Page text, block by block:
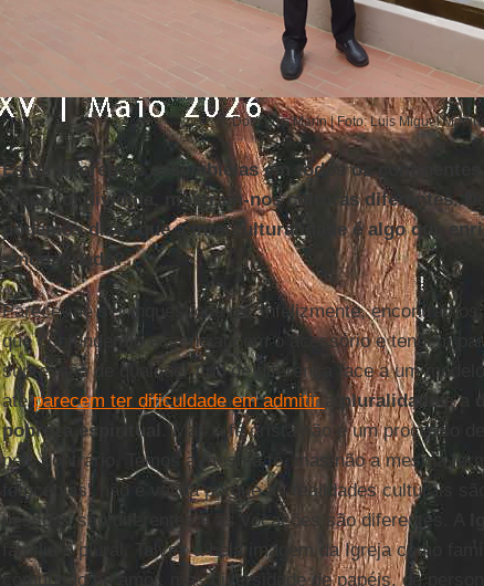
Dom Luis Marín | Foto: Luis Miguel
Estas diferentes assembleias em todos os
etapa foi dividida, mostram-nos culturas diferentes.
podemos dizer que a interculturalidade é algo que
sinodalidade?
Parece-me ser inquestionável. Infelizmente,
que confundem o essencial com o acessório e tendem
supressão de qualquer tipo de diferença face a um
atéparecem ter dificuldade em admitir a pluralidadee a
pobreza espiritual
. Mas a fé cristã não é um processo
pelo contrário. Temos a mesma fé, mas não a mesma
fotocópias" não é válida porque as realidades culturais
pessoas são diferentes e as vocações são diferentes. A
família é plural. Talvez a bela imagem da Igreja como
comunhão no amor, mas diversidade de papéis, de